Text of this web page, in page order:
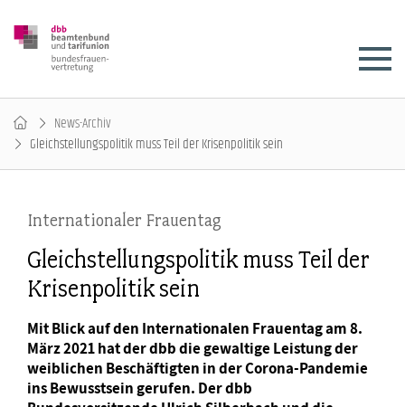
News-Archiv
Gleichstellungspolitik muss Teil der Krisenpolitik sein
Internationaler Frauentag
Gleichstellungspolitik muss Teil der
Krisenpolitik sein
Mit Blick auf den Internationalen Frauentag am 8.
März 2021 hat der dbb die gewaltige Leistung der
weiblichen Beschäftigten in der Corona-Pandemie
ins Bewusstsein gerufen. Der dbb